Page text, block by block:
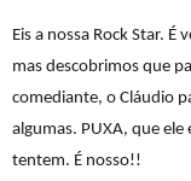
Eis a nossa Rock Star.
mas descobrimos que
comediante, o Cláudio
algumas. PUXA, que
tentem. É nosso!!